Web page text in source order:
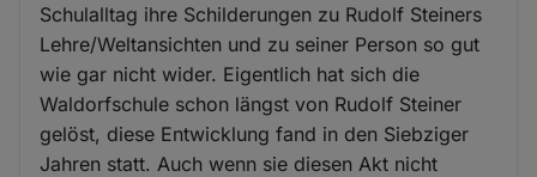
Schulalltag ihre Schilderungen zu Rudolf Steiners
Lehre/Weltansichten und zu seiner Person so gut
wie gar nicht wider. Eigentlich hat sich die
Waldorfschule schon längst von Rudolf Steiner
gelöst, diese Entwicklung fand in den Siebziger
Jahren statt. Auch wenn sie diesen Akt nicht